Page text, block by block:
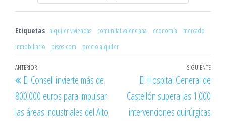
Etiquetas alquiler viviendas comunitat valenciana economía
mercado
inmobiliario
pisos.com precio alquiler
Navegación
de
entradas
Entrada
anterior
ANTERIOR
El Consell invierte más de
800.000 euros para impulsar
las áreas industriales del Alto
SIGUIENTE
El Hospital General de
Castellón supera las 1.000
intervenciones quirúrgicas